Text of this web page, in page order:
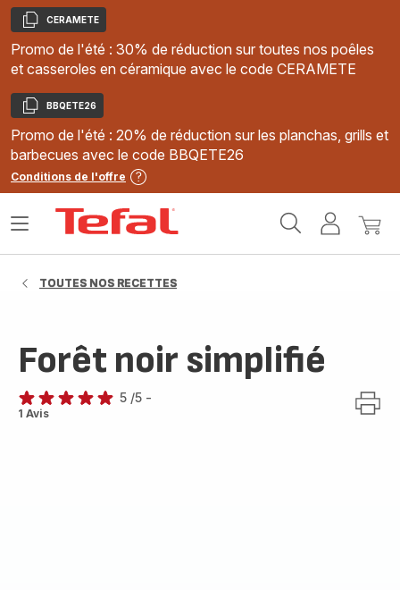
Copier
CERAMETE
Promo de l'été : 30% de réduction sur toutes nos poêles
et casseroles en céramique avec le code CERAMETE
Copier
BBQETE26
Promo de l'été : 20% de réduction sur les planchas, grills et
barbecues avec le code BBQETE26
Conditions de l'offre
MonMon
Ouvrir
TOUTES NOS RECETTES
Forêt noir simplifié
Avis
5 /5 -
1 Avis